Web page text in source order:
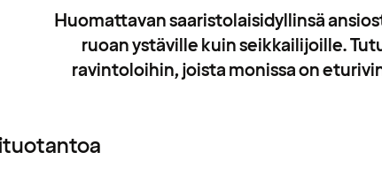
Huomattavan saaristolaisidyllinsä
ruoan ystäville kuin seikkailijoille.
ravintoloihin, joista monissa on